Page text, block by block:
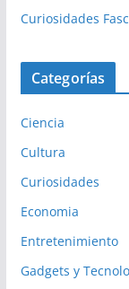
Curiosidades
Categorías
Ciencia
Cultura
Curiosidades
Economia
Entretenimiento
Gadgets y